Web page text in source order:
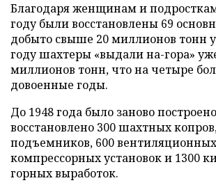
Благодаря женщинам и
году были восстановлены 69
добыто свыше 20 миллионов тонн
году шахтеры «выдали на-гора»
миллионов тонн, что на четыре
довоенные годы.
До 1948 года было заново
восстановлено 300 шахтных
подъемников, 600
компрессорных установок и 1300
горных выработок.